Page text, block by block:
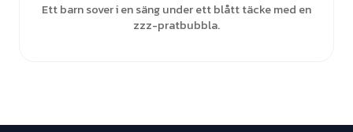
Ett barn sover i en säng under ett blått täcke med en
zzz-pratbubbla.